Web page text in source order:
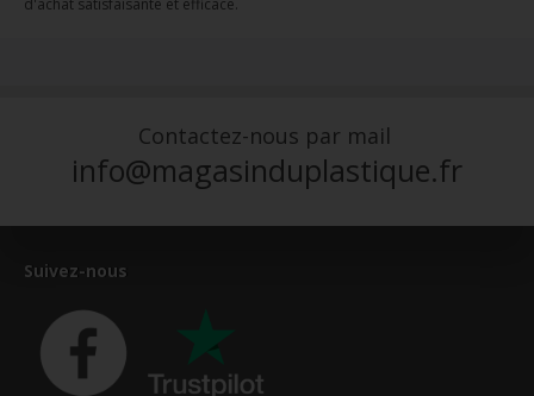
Contactez-nous par mail
info@magasinduplastique.fr
Suivez-nous